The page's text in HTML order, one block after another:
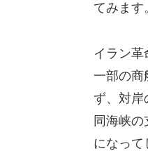
てみます
イラン革
一部の商
ず、対岸
同海峡
になって